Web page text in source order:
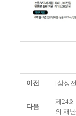
이전 [삼성
다음
제24
의 재